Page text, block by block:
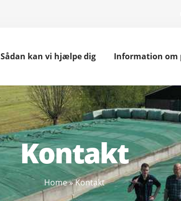
Sådan kan vi hjælpe dig Information om
Kontakt
Home»Kontakt